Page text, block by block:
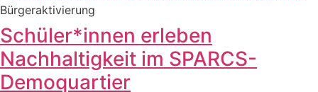
Bürgeraktivierung
Schüler*innen erleben
Nachhaltigkeit im SPARCS-
Demoquartier